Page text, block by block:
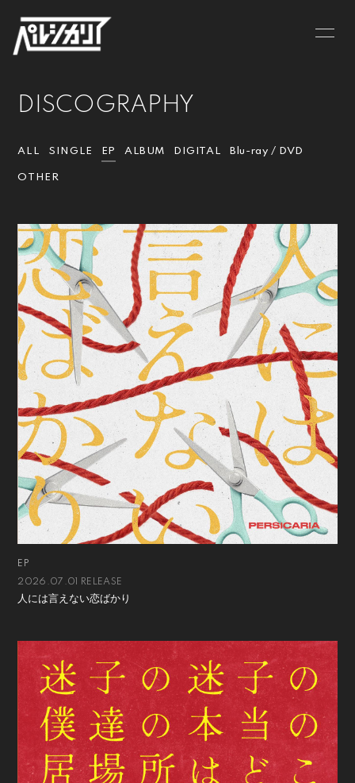
BIOGRAPHY MV
DISCOGRAPHY GOODS
DISCOGRAPHY
ALL SINGLE EP ALBUM DIGITAL Blu-ray / DVD
OTHER
EP
2026.07.01 RELEASE
人には言えない恋ばかり